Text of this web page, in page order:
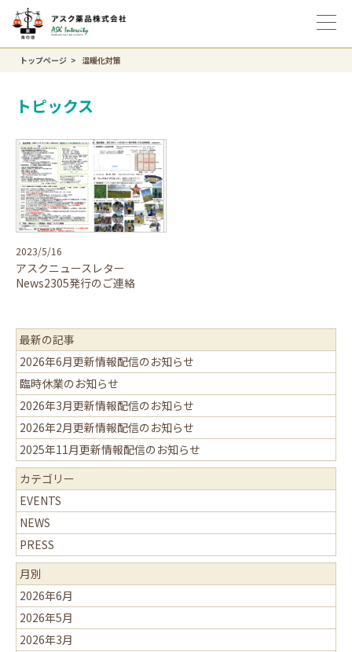
トップページ 温暖化対策
トピックス
2023/5/16
アスクニュースレター
News2305発行のご連絡
最新の記事
2026年6月更新情報配信のお知らせ
臨時休業のお知らせ
2026年3月更新情報配信のお知らせ
2026年2月更新情報配信のお知らせ
2025年11月更新情報配信のお知らせ
カテゴリー
EVENTS
NEWS
PRESS
月別
2026年6月
2026年5月
2026年3月